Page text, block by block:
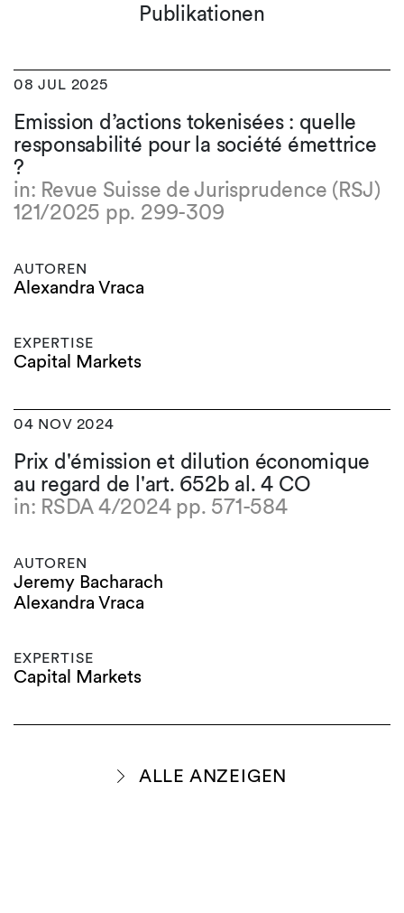
Publikationen
08 JUL 2025
Emission d’actions tokenisées : quelle
responsabilité pour la société émettrice
?
in: Revue Suisse de Jurisprudence (RSJ)
121/2025 pp. 299-309
AUTOREN
Alexandra Vraca
EXPERTISE
Capital Markets
04 NOV 2024
Prix d'émission et dilution économique
au regard de l'art. 652b al. 4 CO
in: RSDA 4/2024 pp. 571-584
AUTOREN
Jeremy Bacharach
Alexandra Vraca
EXPERTISE
Capital Markets
ALLE ANZEIGEN